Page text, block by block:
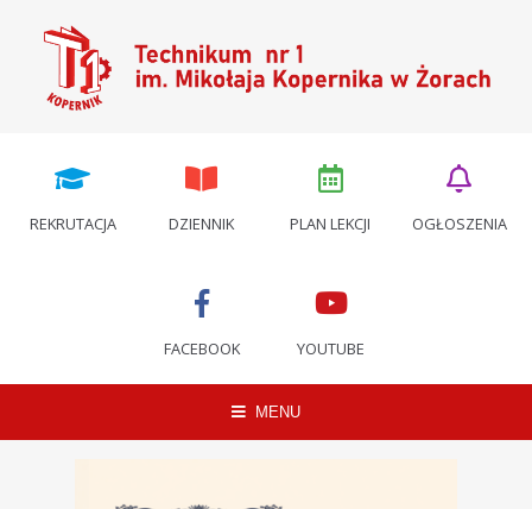
REKRUTACJA DZIENNIK PLAN LEKCJI OGŁOSZENIA
FACEBOOK YOUTUBE
MENU